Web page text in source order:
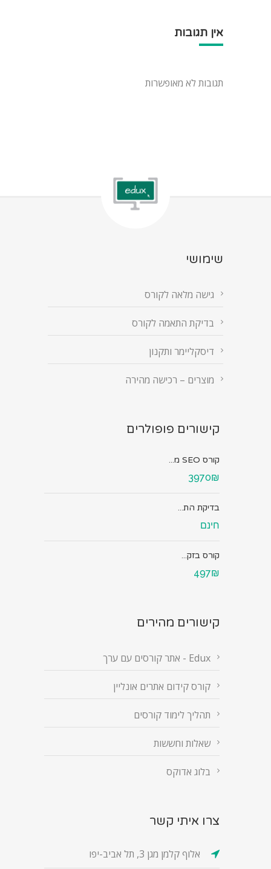
אין תגובות
תגובות לא מאופשרות
שימושי
גישה מלאה לקורס
בדיקת התאמה לקורס
דיסקליימר ותקנון
מוצרים – רכישה מהירה
קישורים פופולרים
קורס SEO מ...
3970₪
בדיקת הת...
חינם
קורס בזק...
497₪
קישורים מהירים
Edux - אתר קורסים עם ערך
קורס קידום אתרים אונליין
תהליך לימוד קורסים
שאלות וחששות
בלוג אדוקס
צרו איתי קשר
אלוף קלמן מגן 3, תל אביב-יפו